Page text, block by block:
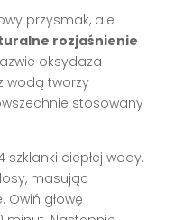
przysmak, ale
rozjaśnienie
oksydaza
wodą tworzy
stosowany
szklanki ciepłej wody.
masując
głowę